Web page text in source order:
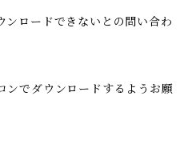
ンロードできないとの問い合わ
ンでダウンロードするようお願